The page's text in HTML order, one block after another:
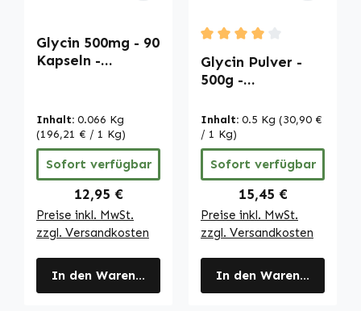
Glycin 500mg - 90
Kapseln -
hochdosiert &
vegan | Warnke
Vitalstoffe
Inhalt: 0.066 Kg
(196,21 € / 1 Kg)
Sofort verfügbar
Regulärer Preis:
12,95 €
Preise inkl. MwSt.
zzgl. Versandkosten
In den Warenkorb
Durchschnittliche
Glycin Pulver -
500g -
Aminosäure -
vegan | Warnke
Vitalstoffe
Inhalt: 0.5 Kg (30,90 €
/ 1 Kg)
Sofort verfügbar
Regulärer Preis:
15,45 €
Preise inkl. MwSt.
zzgl. Versandkosten
In den Warenkorb